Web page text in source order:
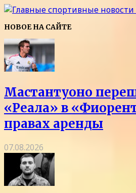
НОВОЕ НА САЙТЕ
Мастантуоно
«Реала» в
правах аренды
07.08.2026